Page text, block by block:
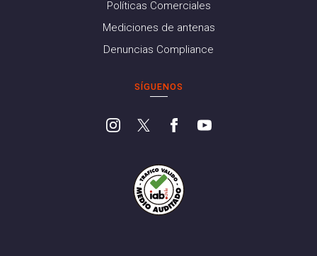
Políticas Comerciales
Mediciones de antenas
Denuncias Compliance
SÍGUENOS